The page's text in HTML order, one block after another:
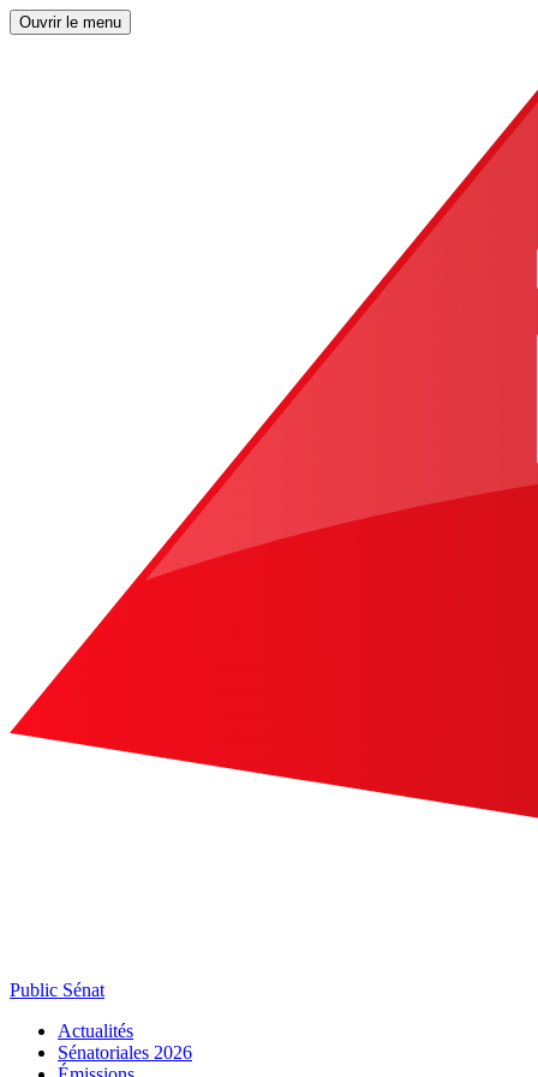
Ouvrir le menu
Public Sénat
Actualités
Sénatoriales 2026